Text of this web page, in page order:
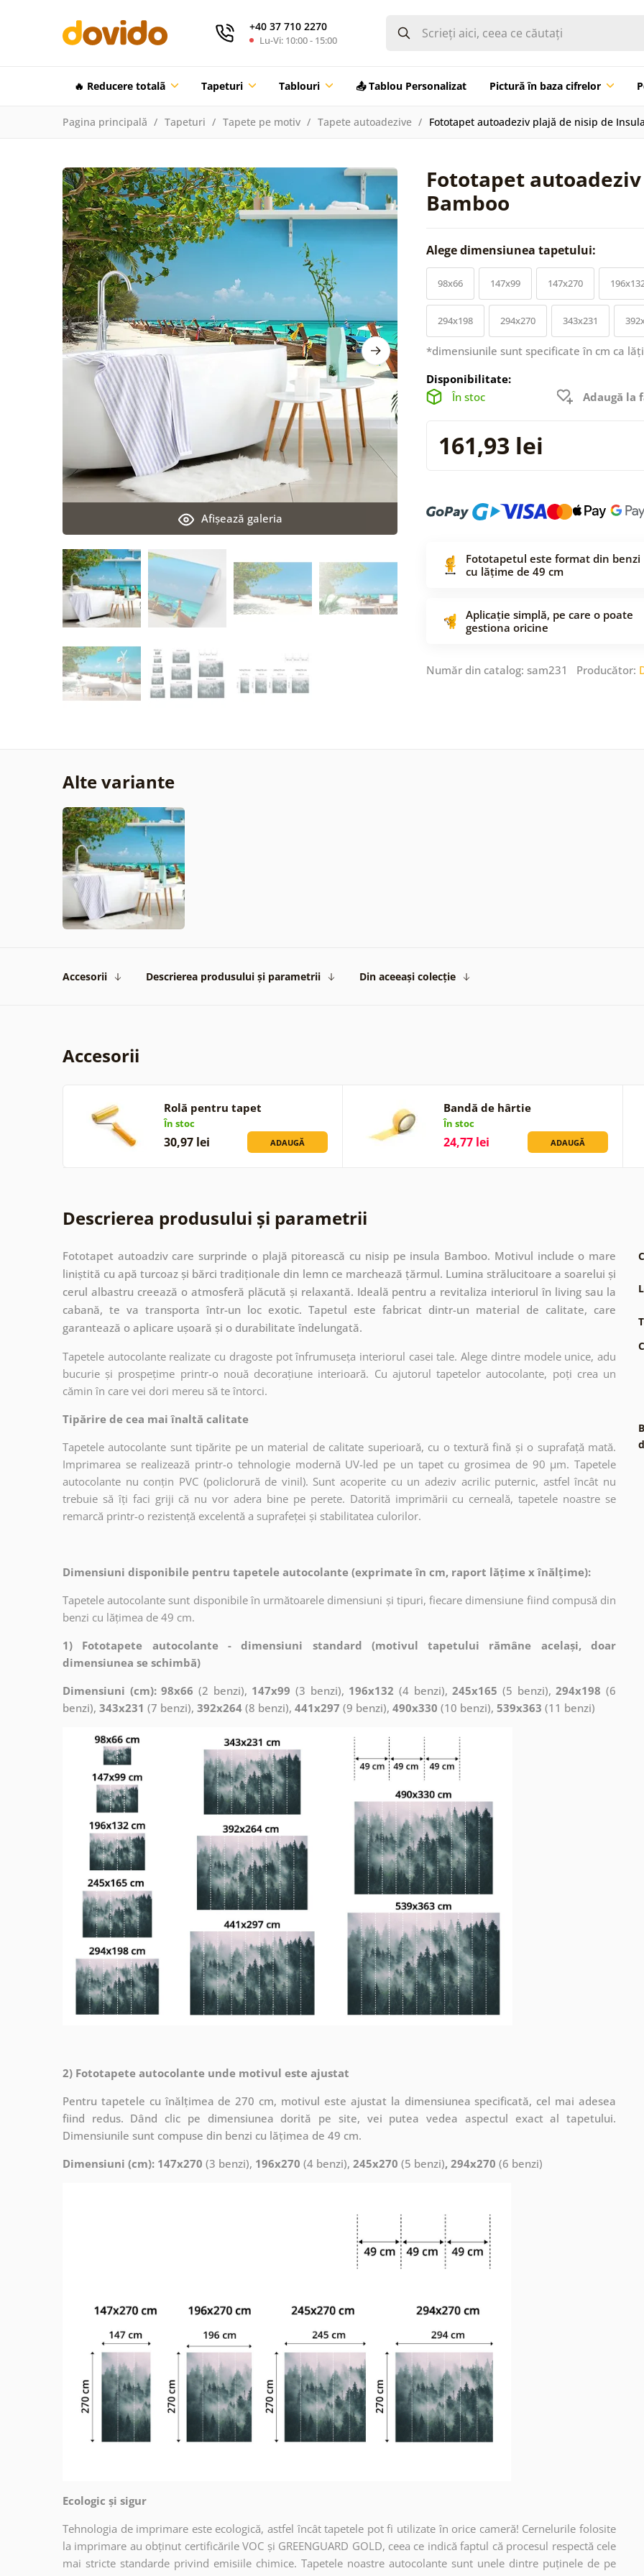
+40 37 710 2270
Lu-Vi: 10:00 - 15:00
🔥 Reducere totalã Tapeturi Tablouri 📤 Tablou Personalizat Pictură în baza cifrelor
Pagina principală Tapeturi Tapete pe motiv Tapete autoadezive Fototapet autoadeziv plajă de nisip de
Fototapet
Bamboo
Afişează galeria
Alege dimensiunea tapetului:
98x66 147x99 147x270
294x198 294x270 343x231
*dimensiunile sunt specificate în cm ca
Disponibilitate:
În stoc
Adaugă la
161,93 lei
Fototapetul este format din benzi
cu lățime de 49 cm
Aplicație simplă, pe care o poate
gestiona oricine
Număr din catalog: sam231 Producător:
Alte variante
Accesorii Descrierea produsului și parametrii Din aceeași colecție
Accesorii
Rolă pentru tapet
În stoc
30,97 lei ADAUGĂ
Bandă de hârtie
În stoc
24,77 lei ADAUGĂ
Descrierea produsului și parametrii
Fototapet autoadziv care surprinde o plajă pitorească cu nisip pe insula Bamboo. Motivul include o mare
liniștită cu apă turcoaz și bărci tradiționale din lemn ce marchează țărmul. Lumina strălucitoare a soarelui și
cerul albastru creează o atmosferă plăcută și relaxantă. Ideală pentru a revitaliza interiorul în living sau la
cabană, te va transporta într-un loc exotic. Tapetul este fabricat dintr-un material de calitate, care
garantează o aplicare ușoară și o durabilitate îndelungată.
Tapetele autocolante realizate cu dragoste pot înfrumuseța interiorul casei tale. Alege dintre modele unice, adu
bucurie și prospețime printr-o nouă decorațiune interioară. Cu ajutorul tapetelor autocolante, poți crea un
cămin în care vei dori mereu să te întorci.
Tipărire de cea mai înaltă calitate
Tapetele autocolante sunt tipărite pe un material de calitate superioară, cu o textură fină și o suprafață mată.
Imprimarea se realizează printr-o tehnologie modernă UV-led pe un tapet cu grosimea de 90 µm. Tapetele
autocolante nu conțin PVC (policlorură de vinil). Sunt acoperite cu un adeziv acrilic puternic, astfel încât nu
trebuie să îți faci griji că nu vor adera bine pe perete. Datorită imprimării cu cerneală, tapetele noastre se
remarcă printr-o rezistență excelentă a suprafeței și stabilitatea culorilor.
Dimensiuni disponibile pentru tapetele autocolante (exprimate în cm, raport lățime x înălțime):
Tapetele autocolante sunt disponibile în următoarele dimensiuni și tipuri, fiecare dimensiune fiind compusă din
benzi cu lățimea de 49 cm.
1) Fototapete autocolante - dimensiuni standard (motivul tapetului rămâne același, doar
dimensiunea se schimbă)
Dimensiuni (cm): 98x66 (2 benzi), 147x99 (3 benzi), 196x132 (4 benzi),245x165 (5 benzi),294x198 (6
benzi), 343x231 (7 benzi), 392x264 (8 benzi), 441x297 (9 benzi), 490x330 (10 benzi), 539x363 (11 benzi)
2) Fototapete autocolante unde motivul este ajustat
Pentru tapetele cu înălțimea de 270 cm, motivul este ajustat la dimensiunea specificată, cel mai adesea
fiind redus. Dând clic pe dimensiunea dorită pe site, vei putea vedea aspectul exact al tapetului.
Dimensiunile sunt compuse din benzi cu lățimea de 49 cm.
Dimensiuni (cm): 147x270 (3 benzi), 196x270 (4 benzi), 245x270 (5 benzi), 294x270 (6 benzi)
Ecologic și sigur
Tehnologia de imprimare este ecologică, astfel încât tapetele pot fi utilizate în orice cameră! Cernelurile folosite
la imprimare au obținut certificările VOC și GREENGUARD GOLD, ceea ce indică faptul că procesul respectă cele
mai stricte standarde privind emisiile chimice. Tapetele noastre autocolante sunt unele dintre puținele de pe